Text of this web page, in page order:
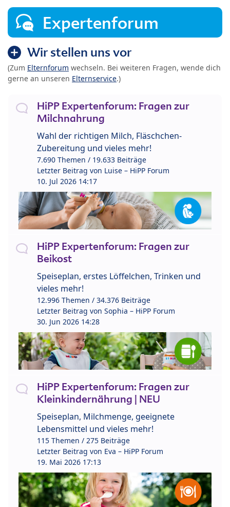
Expertenforum
Wir stellen uns vor
(Zum Elternforum wechseln. Bei weiteren Fragen, wende dich
gerne an unseren Elternservice.)
HiPP Expertenforum: Fragen zur
Milchnahrung
Wahl der richtigen Milch, Fläschchen-
Zubereitung und vieles mehr!
7.690 Themen / 19.633 Beiträge
Letzter Beitrag von Luise – HiPP Forum
10. Jul 2026 14:17
HiPP Expertenforum: Fragen zur
Beikost
Speiseplan, erstes Löffelchen, Trinken und
vieles mehr!
12.996 Themen / 34.376 Beiträge
Letzter Beitrag von Sophia – HiPP Forum
30. Jun 2026 14:28
HiPP Expertenforum: Fragen zur
Kleinkindernährung | NEU
Speiseplan, Milchmenge, geeignete
Lebensmittel und vieles mehr!
115 Themen / 275 Beiträge
Letzter Beitrag von Eva – HiPP Forum
19. Mai 2026 17:13